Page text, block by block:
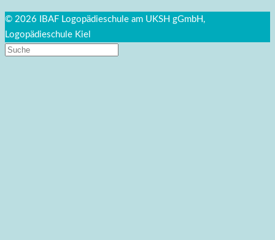
© 2026 IBAF Logopädieschule am UKSH gGmbH,
Logopädieschule Kiel